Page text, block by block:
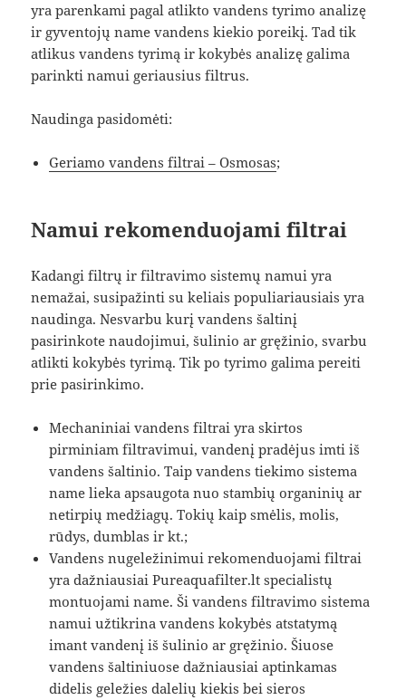
yra parenkami pagal atlikto vandens tyrimo analizę
ir gyventojų name vandens kiekio poreikį. Tad tik
atlikus vandens tyrimą ir kokybės analizę galima
parinkti namui geriausius filtrus.
Naudinga pasidomėti:
Geriamo vandens filtrai – Osmosas;
Namui rekomenduojami filtrai
Kadangi filtrų ir filtravimo sistemų namui yra
nemažai, susipažinti su keliais populiariausiais yra
naudinga. Nesvarbu kurį vandens šaltinį
pasirinkote naudojimui, šulinio ar gręžinio, svarbu
atlikti kokybės tyrimą. Tik po tyrimo galima pereiti
prie pasirinkimo.
Mechaniniai vandens filtrai yra skirtos
pirminiam filtravimui, vandenį pradėjus imti iš
vandens šaltinio. Taip vandens tiekimo sistema
name lieka apsaugota nuo stambių organinių ar
netirpių medžiagų. Tokių kaip smėlis, molis,
rūdys, dumblas ir kt.;
Vandens nugeležinimui rekomenduojami filtrai
yra dažniausiai Pureaquafilter.lt specialistų
montuojami name. Ši vandens filtravimo sistema
namui užtikrina vandens kokybės atstatymą
imant vandenį iš šulinio ar gręžinio. Šiuose
vandens šaltiniuose dažniausiai aptinkamas
didelis geležies dalelių kiekis bei sieros